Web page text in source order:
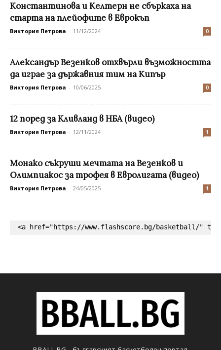
Константинова и Келтерн не сбъркаха на
старта на плейофите в Еврокъп
Виктория Петрова - 11/12/2024 0
Александър Везенков отхвърли възможността
да играе за държавния тим на Кипър
Виктория Петрова - 10/06/2025 0
12 поред за Кливланд в НБА (видео)
Виктория Петрова - 12/11/2024 1
Монако съкруши мечтата на Везенков и
Олимпиакос за трофея в Евролигата (видео)
Виктория Петрова - 24/05/2025 1
<a href="https://www.flashscore.bg/basketball/"